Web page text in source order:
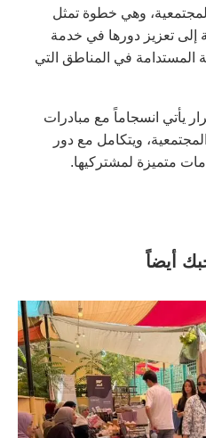
وهي خطوة تمثل
إلى تعزيز دورها في خدمة
المستدامة في المناطق التي
يأتي انسجاماً مع مبادرات
ويتكامل مع دور
متميزة لمشتركيها.
أيضاً